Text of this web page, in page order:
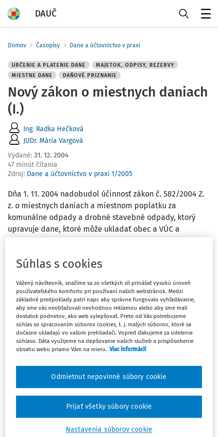
DAUČ
Domov Časopisy Dane a účtovníctvo v praxi
URČENIE A PLATENIE DANE
MAJETOK, ODPISY, REZERVY
MIESTNE DANE
DAŇOVÉ PRIZNANIE
Nový zákon o miestnych daniach
(I.)
Ing. Radka Hečková
JUDr. Mária Vargová
Vydané: 31. 12. 2004
47 minút čítania
Zdroj: Dane a účtovníctvo v praxi 1/2005
Dňa 1. 11. 2004 nadobudol účinnosť zákon č. 582/2004 Z.
z. o miestnych daniach a miestnom poplatku za
komunálne odpady a drobné stavebné odpady, ktorý
upravuje dane, ktoré môže ukladať obec a VÚC a
poplatok, ktorý vyberá obec.
Dňa 1. 11. 2004 nadobudol účinnosť zákon č. 582/2004 Z. z.
o miestnych daniach a miestnom poplatku za komunálne
odpady a drobné stavebné odpady (ďalej len „zákon
o miestnych daniach“), ktorý upravuje:
Dane, ktoré môže ukladať:
Obec,a todaň z nehnuteľností, daň za psa, daň za
užívanie verejného priestranstva, daň za
ubytovanie, daň za predajné automaty, daň za
nevýherné hracie prístroje, daň za vjazd a zotrvanie
motorového vozidla v historickej časti mesta, daň
za jadrové zariadenia. Tieto miestne dane majú
zavedením vo všeobecne záväznom nariadení
Súhlas s cookies
Vážený návštevník, snažíme sa zo všetkých síl prinášať vysokú úroveň
používateľského komfortu pri používaní našich webstránok. Medzi
základné predpoklady patrí napr. aby správne fungovalo vyhľadávanie,
aby sme vás neobťažovali nevhodnou reklamou alebo aby sme mali
dostatok podnetov, ako web vylepšovať. Preto od Vás potrebujeme
súhlas so spracovaním súborov cookies, t. j. malých súborov, ktoré sa
dočasne ukladajú vo vašom prehliadači. Vopred ďakujeme za udelenie
súhlasu. Dáta využijeme na zlepšovanie našich služieb a prispôsobenie
obsahu webu priamo Vám na mieru. Viac informácií
Nastavenia súborov cookie
Odmietnut nepovinné súbory cookie
Prijať všetky súbory cookie